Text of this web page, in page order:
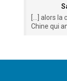
[…] alors
Chine qui